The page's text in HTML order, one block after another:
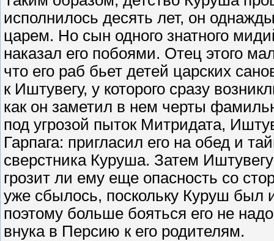
исполнилось десять лет, он
царем. Но сын одного знатного
наказал его побоями. Отец этого
что его раб бьет детей царских
к Иштувегу, у которого сразу
как он заметил в нем черты
под угрозой пыток Митридата,
Гарпага: пригласил его на обед и
сверстника Куруша. Затем
грозит ли ему еще опасность со
уже сбылось, поскольку Куруш был
поэтому больше бояться его не
внука в Персию к его родителям.